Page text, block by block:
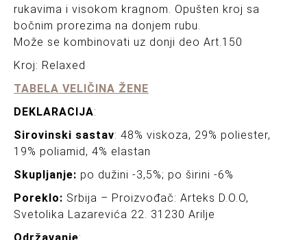
rukavima i visokom kragnom. Opušten kroj sa
bočnim prorezima na donjem rubu.
Može se kombinovati uz donji deo Art.150
Kroj: Relaxed
TABELA VELIČINA ŽENE
DEKLARACIJA:
Sirovinski sastav: 48% viskoza, 29% poliester,
19% poliamid, 4% elastan
Skupljanje: po dužini -3,5%; po širini -6%
Poreklo: Srbija – Proizvođač: Arteks D.O.O,
Svetolika Lazarevića 22. 31230 Arilje